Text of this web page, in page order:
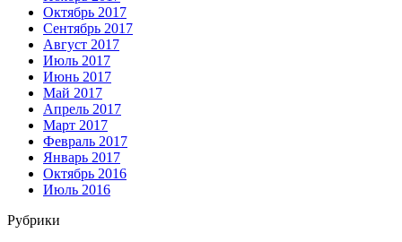
Октябрь 2017
Сентябрь 2017
Август 2017
Июль 2017
Июнь 2017
Май 2017
Апрель 2017
Март 2017
Февраль 2017
Январь 2017
Октябрь 2016
Июль 2016
Рубрики